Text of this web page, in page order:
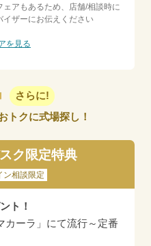
アもあるため、店舗/相談時に
イザーにお伝えください
を見る
さらに!
トクに式場探し！
ク限定特典
ン相談限定
ト！
カーラ」にて流行～定番